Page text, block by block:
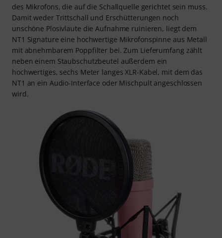
des Mikrofons, die auf die Schallquelle gerichtet sein muss.
Damit weder Trittschall und Erschütterungen noch
unschöne Plosivlaute die Aufnahme ruinieren, liegt dem
NT1 Signature eine hochwertige Mikrofonspinne aus Metall
mit abnehmbarem Poppfilter bei. Zum Lieferumfang zählt
neben einem Staubschutzbeutel außerdem ein
hochwertiges, sechs Meter langes XLR-Kabel, mit dem das
NT1 an ein Audio-Interface oder Mischpult angeschlossen
wird.